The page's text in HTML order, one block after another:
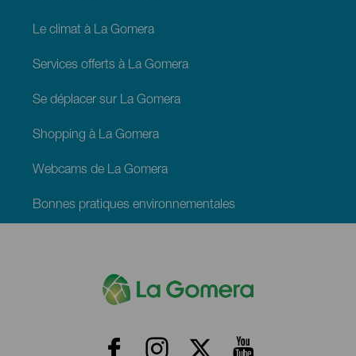
Le climat à La Gomera
Services offerts à La Gomera
Se déplacer sur La Gomera
Shopping à La Gomera
Webcams de La Gomera
Bonnes pratiques environnementales